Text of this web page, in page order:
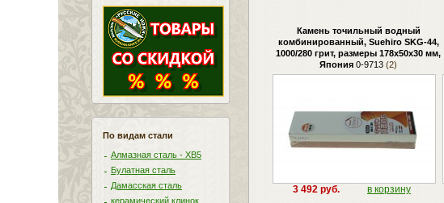
По видам стали
Алмазная сталь - ХВ5
Булатная сталь
Дамасская сталь
керамический клинок
Камень точильный водный
комбинированный, Suehiro SKG-44,
1000/280 грит, размеры 178х50х30 мм,
Япония 0-9713 (2)
3 492 руб. в корзину